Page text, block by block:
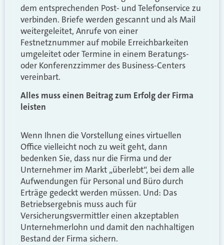
dem entsprechenden Post- und Telefonservice zu
verbinden. Briefe werden gescannt und als Mail
weitergeleitet, Anrufe von einer
Festnetznummer auf mobile Erreichbarkeiten
umgeleitet oder Termine in einem Beratungs-
oder Konferenzzimmer des Business-Centers
vereinbart.
Alles muss einen Beitrag zum Erfolg der Firma
leisten
Wenn Ihnen die Vorstellung eines virtuellen
Office vielleicht noch zu weit geht, dann
bedenken Sie, dass nur die Firma und der
Unternehmer im Markt „überlebt“, bei dem alle
Aufwendungen für Personal und Büro durch
Erträge gedeckt werden müssen. Und: Das
Betriebsergebnis muss auch für
Versicherungsvermittler einen akzeptablen
Unternehmerlohn und damit den nachhaltigen
Bestand der Firma sichern.